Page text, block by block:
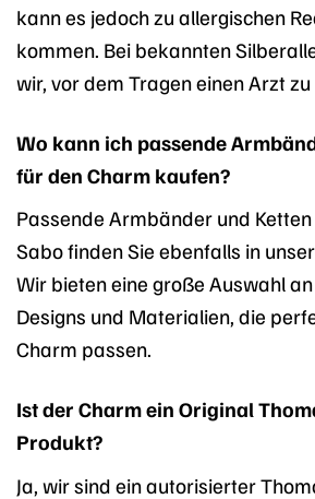
kann es jedoch zu allergischen
kommen. Bei bekannten
wir, vor dem Tragen einen Arzt
Wo kann ich passende
für den Charm kaufen?
Passende Armbänder und
Sabo finden Sie ebenfalls in
Wir bieten eine große Auswahl
Designs und Materialien, die
Charm passen.
Ist der Charm ein Original
Produkt?
Ja, wir sind ein autorisierter